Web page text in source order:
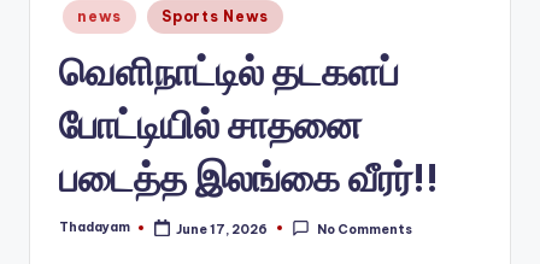
mPosted
in
news Sports News
வெளிநாட்டில் தடகளப்
போட்டியில் சாதனை
படைத்த இலங்கை வீரர்!!
Posted
Thadayam June 17, 2026 No Comments